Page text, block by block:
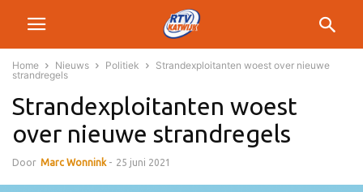
Home Nieuws Politiek
Strandexploitanten woest over nieuwe
strandregels
Strandexploitanten woest
over nieuwe strandregels
Door Marc Wonnink - 25 juni 2021